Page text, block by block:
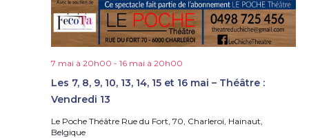
Les 7, 8, 9, 10, 13, 14, 15 et 16 mai – Théâtre :
Vendredi 13
7 mai à 20h00 - 16 mai à 20h00
Le Poche Théâtre Rue du Fort, 70, Charleroi, Hainaut,
Belgique